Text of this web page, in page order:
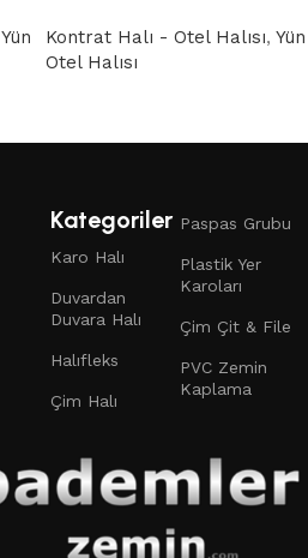
Yün
Kontrat Halı - Otel Halısı, Yün
Otel Halısı
Kategoriler
Karo Halı
Duvardan
Duvara Halı
Halıfleks
Çim Halı
Paspas Grubu
Plastik Yer
Karoları
Çim Çit & File
PVC Zemin
Kaplama